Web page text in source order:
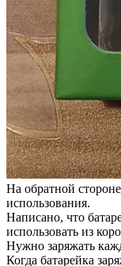
На обратной
использования.
Написано, что
использовать из
Нужно заряжать
Когда батарейка